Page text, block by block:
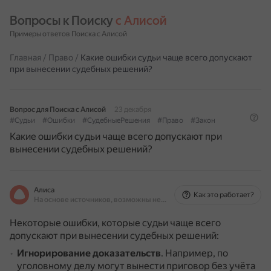
Вопросы к Поиску с Алисой
Примеры ответов Поиска с Алисой
Главная / Право / Какие ошибки судьи чаще всего допускают
при вынесении судебных решений?
Вопрос для Поиска с Алисой
23 декабря
#Судьи
#Ошибки #СудебныеРешения #Право #Закон
Какие ошибки судьи чаще всего допускают при
вынесении судебных решений?
Алиса
На основе источников, возможны неточности
Как это работает?
Некоторые ошибки, которые судьи чаще всего
допускают при вынесении судебных решений:
Игнорирование доказательств. Например, по
уголовному делу могут вынести приговор без учёта